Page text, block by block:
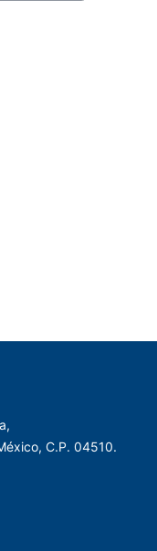
C.P. 04510.